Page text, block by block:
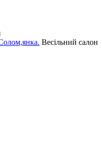
Весільний салон